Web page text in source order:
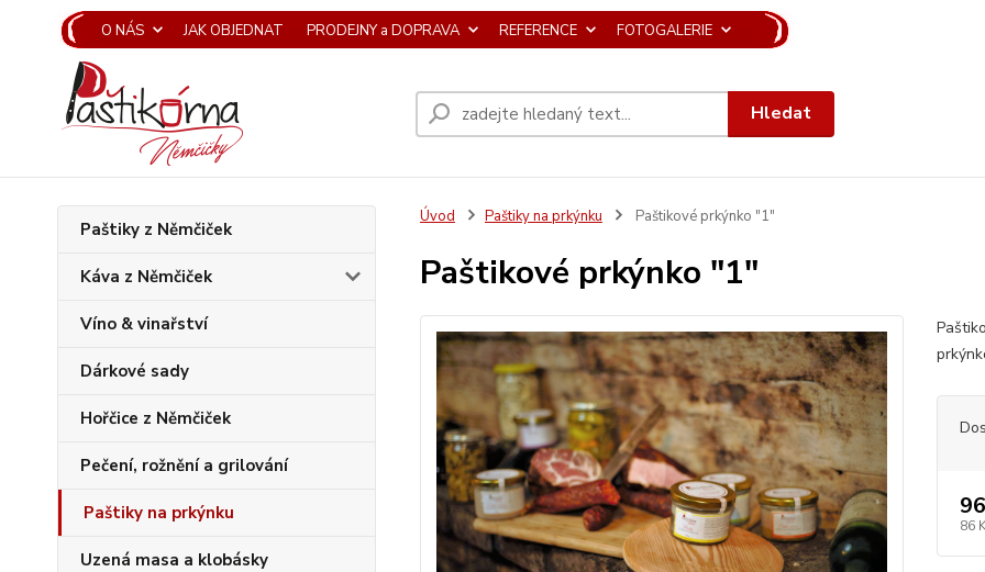
O NÁS JAK OBJEDNAT PRODEJNY a DOPRAVA REFERENCE FOTOGALERIE
Hledat
Paštiky z Němčiček
Káva z Němčiček
Víno & vinařství
Dárkové sady
Hořčice z Němčiček
Pečení, rožnění a grilování
Paštiky na prkýnku
Uzená masa a klobásky
Úvod Paštiky na prkýnku Paštikové prkýnko "1"
Paštikové prkýnko "1"
86